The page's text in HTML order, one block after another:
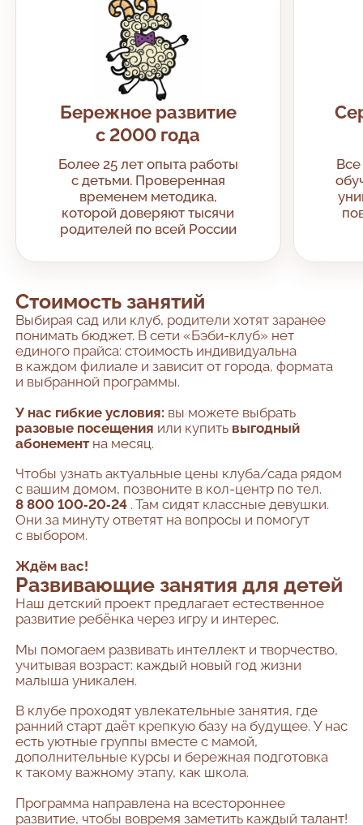
Бережное развитие
с 2000 года
Более 25 лет опыта работы
с детьми. Проверенная
временем методика,
которой доверяют тысячи
родителей по всей России
Стоимость занятий
Выбирая сад или клуб, родители хотят заранее
понимать бюджет. В сети «Бэби-клуб» нет
единого прайса: стоимость индивидуальна
в каждом филиале и зависит от города, формата
и выбранной программы.
У нас гибкие условия: вы можете выбрать
разовые посещения или купить выгодный
абонементна месяц.
Чтобы узнать актуальные цены клуба/сада рядом
с вашим домом, позвоните в кол-центр по тел.
8 800 100‑20‑24 . Там сидят классные девушки.
Они за минуту ответят на вопросы и помогут
с выбором.
Ждём вас!
Развивающие занятия для детей
Наш детский проект предлагает естественное
развитие ребёнка через игру и интерес.
Мы помогаем развивать интеллект и творчество,
учитывая возраст: каждый новый год жизни
малыша уникален.
В клубе проходят увлекательные занятия, где
ранний старт даёт крепкую базу на будущее. У нас
есть уютные группы вместе с мамой,
дополнительные курсы и бережная подготовка
к такому важному этапу, как школа.
Программа направлена на всестороннее
развитие, чтобы вовремя заметить каждый талант!